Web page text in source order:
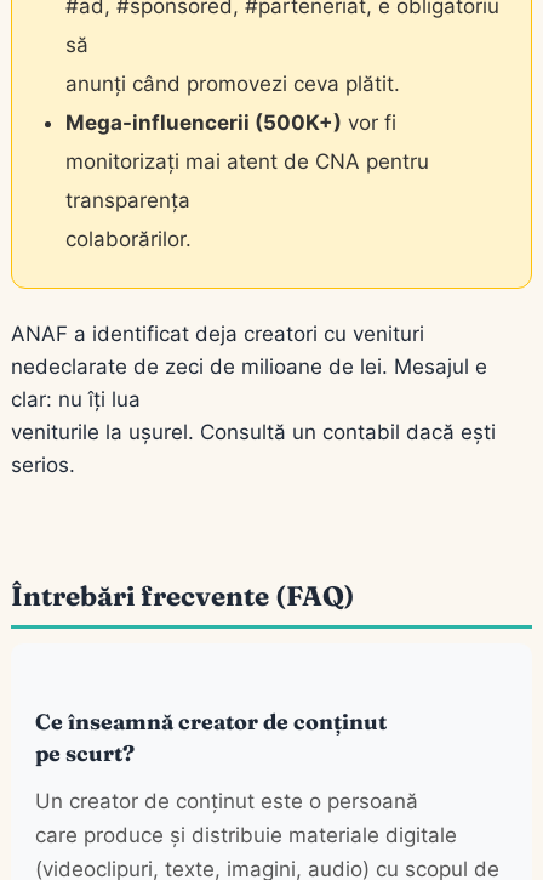
#ad, #sponsored, #parteneriat, e obligatoriu
să
anunți când promovezi ceva plătit.
Mega-influencerii (500K+) vor fi
monitorizați mai atent de CNA pentru
transparența
colaborărilor.
ANAF a identificat deja creatori cu venituri
nedeclarate de zeci de milioane de lei. Mesajul e
clar: nu îți lua
veniturile la ușurel. Consultă un contabil dacă ești
serios.
Întrebări frecvente (FAQ)
Ce înseamnă creator de conținut
pe scurt?
Un creator de conținut este o persoană
care produce și distribuie materiale digitale
(videoclipuri, texte, imagini, audio) cu scopul de